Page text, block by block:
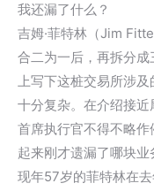
我还漏了什么？
吉姆·菲特林（Jim
合二为一后，再拆分
上写下这桩交易所涉
十分复杂。在介绍接近
首席执行官不得不略
起来刚才遗漏了哪块业
现年57岁的菲特林在